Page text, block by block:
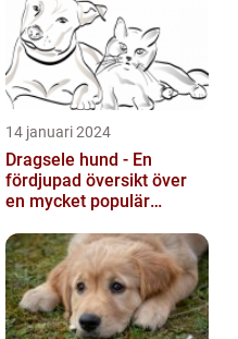
14 januari 2024
Dragsele hund - En
fördjupad översikt över
en mycket populär